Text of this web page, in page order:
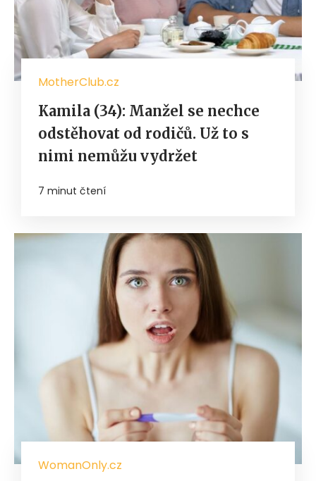
MotherClub.cz
Kamila (34): Manžel se nechce
odstěhovat od rodičů. Už to s
nimi nemůžu vydržet
7 minut čtení
WomanOnly.cz